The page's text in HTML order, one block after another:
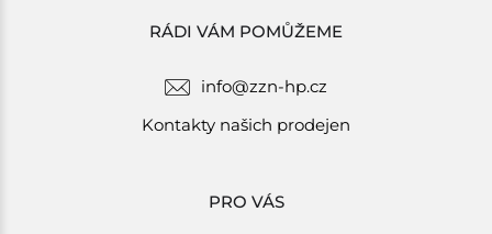
RÁDI VÁM POMŮŽEME
info@zzn-hp.cz
Kontakty našich prodejen
PRO VÁS